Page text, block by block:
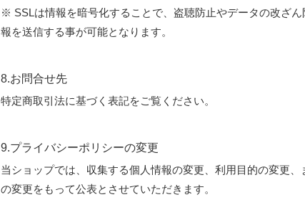
※ SSLは情報を暗号化することで、盗聴防止やデータの改ざ
報を送信する事が可能となります。
8.お問合せ先
特定商取引法に基づく表記をご覧ください。
9.プライバシーポリシーの変更
当ショップでは、収集する個人情報の変更、利用目的の変更
の変更をもって公表とさせていただきます。